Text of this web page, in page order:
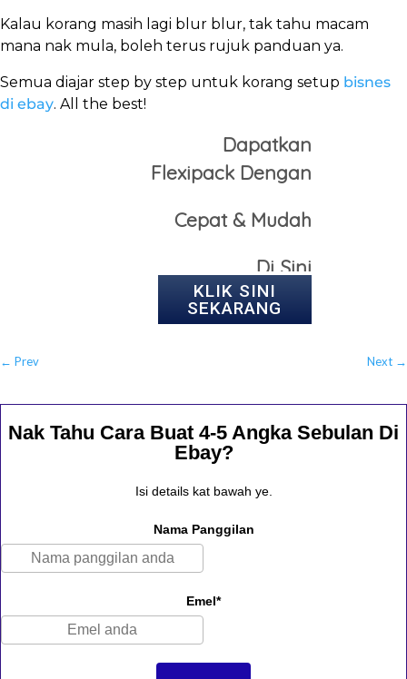
Kalau korang masih lagi blur blur, tak tahu macam
mana nak mula, boleh terus rujuk panduan ya.
Semua diajar step by step untuk korang setup bisnes
di ebay. All the best!
Dapatkan
Flexipack Dengan
Cepat& Mudah
Di Sini
KLIK SINI
SEKARANG
← Prev Next →
Nak Tahu Cara Buat 4-5 Angka Sebulan Di
Ebay?
Isi details kat bawah ye.
Nama Panggilan
Emel*